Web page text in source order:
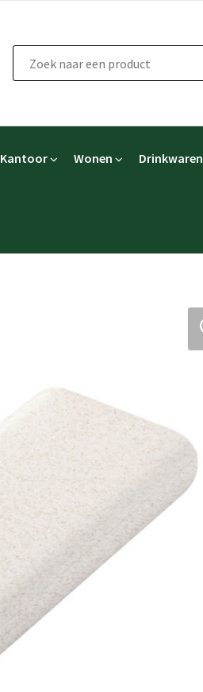
Kantoor Wonen Drinkwaren